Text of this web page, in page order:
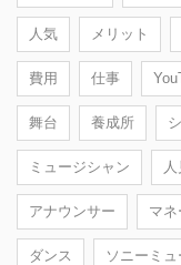
人気 メリット
費用 仕事
舞台 養成所
ミュージシャン
アナウンサー マネ
ダンス ソニーミ